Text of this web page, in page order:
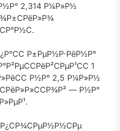
2,314 Р¼Р»Р½
Р±РµР½Р·РёР½Р°
1
Р½Р° 2,5 Р¼Р»Р½
— Р½Р°